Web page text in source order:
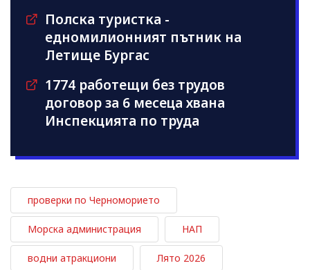
Полска туристка -
едномилионният пътник на
Летище Бургас
1774 работещи без трудов
договор за 6 месеца хвана
Инспекцията по труда
проверки по Черноморието
Морска администрация НАП
водни атракциони Лято 2026